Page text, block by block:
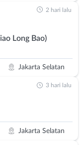
Long Bao)
Jakarta Selatan
2 hari lalu
Jakarta Selatan
3 hari lalu